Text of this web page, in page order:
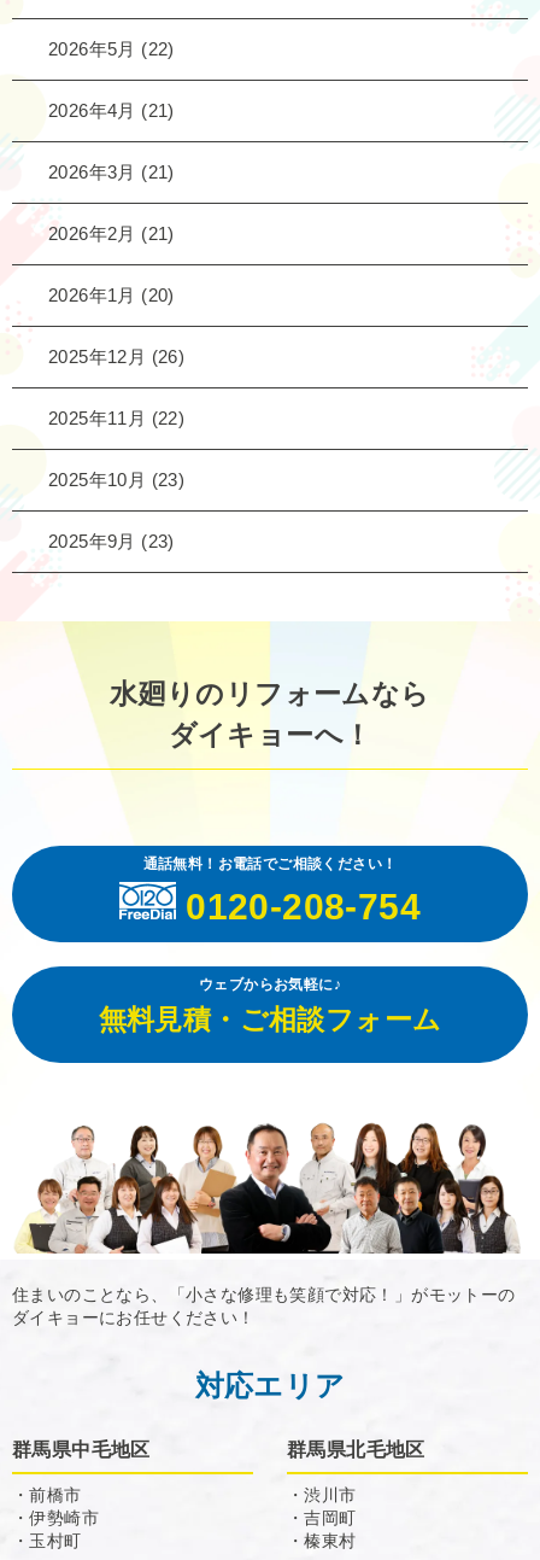
2026年5月 (22)
2026年4月 (21)
2026年3月 (21)
2026年2月 (21)
2026年1月 (20)
2025年12月 (26)
2025年11月 (22)
2025年10月 (23)
2025年9月 (23)
水廻りのリフォームなら
ダイキョーへ！
通話無料！お電話でご相談ください！
0120-208-754
ウェブからお気軽に♪
無料見積・ご相談フォーム
住まいのことなら、「小さな修理も笑顔で対応！」がモットーの
ダイキョーにお任せください！
対応エリア
群馬県中毛地区
・前橋市
・伊勢崎市
・玉村町
群馬県北毛地区
・渋川市
・吉岡町
・榛東村